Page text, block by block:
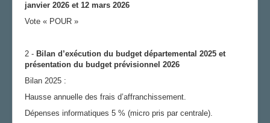
janvier 2026 et 12 mars 2026
Vote « POUR »
2 - Bilan d’exécution du budget départemental 2025 et
présentation du budget prévisionnel 2026
Bilan 2025 :
Hausse annuelle des frais d’affranchissement.
Dépenses informatiques 5 % (micro pris par centrale).